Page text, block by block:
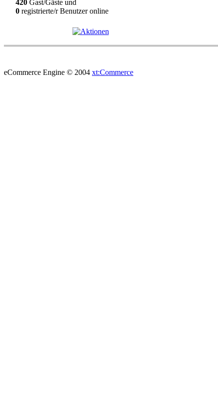
420 Gast/Gäste und
0 registrierte/r Benutzer online
eCommerce Engine © 2004 xt:Commerce